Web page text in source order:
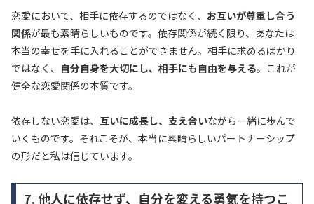
恋愛において、相手に依存するのではなく、 お互いが尊重し合う
関係が最も素晴らしいものです。依存関係が続く限り、あなたは
本当の幸せを手に入れることができません。相手に求めるばかり
ではなく、 自分自身を大切にし、相手にも自由を与える。これが
健全な恋愛関係の本質です。
依存しない恋愛は、 互いに成長し、支え合いながら一緒に歩んで
いくものです。それこそが、本当に素晴らしいパートナーシップ
の形だと私は信じています。
7. 他人に依存せず、自分を変える勇気を持つこ